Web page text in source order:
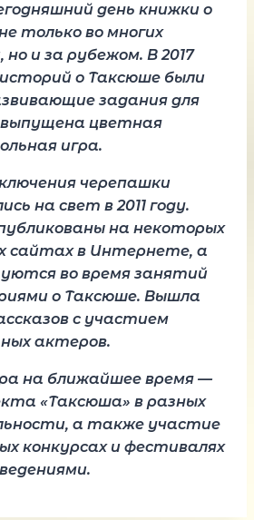
день книжки о
только во многих
но и за рубежом. В 2017
о Таксюше были
задания для
выпущена цветная
игра.
черепашки
на свет в 2011 году.
на некоторых
сайтах в Интернете, а
во время занятий
о Таксюше. Вышла
с участием
актеров.
на ближайшее время —
«Таксюша» в разных
а также участие
конкурсахи фестивалях